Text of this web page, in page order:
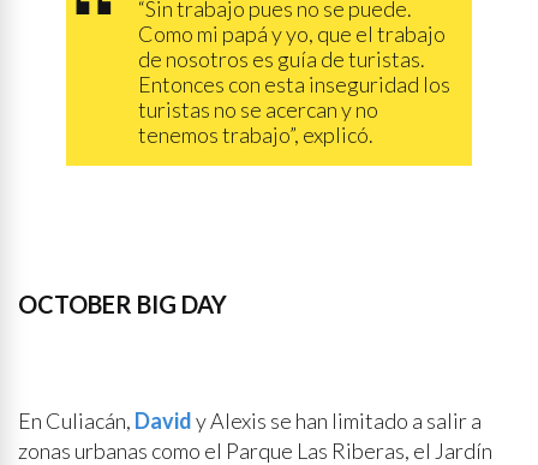
“Sin trabajo pues no se puede.
Como mi papá y yo, que el trabajo
de nosotros es guía de turistas.
Entonces con esta inseguridad los
turistas no se acercan y no
tenemos trabajo”, explicó.
OCTOBER BIG DAY
En Culiacán, Davidy Alexis se han limitado a salir a
zonas urbanas como el Parque Las Riberas, el Jardín